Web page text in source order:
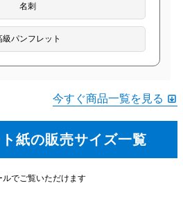
名刺
級パンフレット
今すぐ商品一覧を見る
紙の販売サイズ一覧
でご覧いただけます